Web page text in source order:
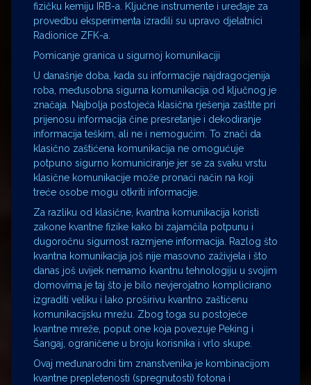
fizičku kemiju IRB-a. Ključne instrumente i uređaje za
provedbu eksperimenta izradili su upravo djelatnici
Radionice ZFK-a.
Pomicanje granica u sigurnoj komunikaciji
U današnje doba, kada su informacije najdragocjenija
roba, međusobna sigurna komunikacija od ključnog je
značaja. Najbolja postojeća klasična rješenja zaštite pri
prijenosu informacija čine presretanje i dekodiranje
informacija teškim, ali ne i nemogućim. To znači da
klasično zaštićena komunikacija ne omogućuje
potpuno sigurno komuniciranje jer se za svaku vrstu
klasične komunikacije može pronaći način na koji
treće osobe mogu otkriti informacije.
Za razliku od klasične, kvantna komunikacija koristi
zakone kvantne fizike kako bi zajamčila potpunu i
dugoročnu sigurnost razmjene informacija. Razlog što
kvantna komunikacija još nije masovno zaživjela i što
danas još uvijek nemamo kvantnu tehnologiju u svojim
domovima je taj što je bilo nevjerojatno komplicirano
izgraditi veliku i lako proširivu kvantno zaštićenu
komunikacijsku mrežu. Zbog toga su postojeće
kvantne mreže, poput one koja povezuje Peking i
Šangaj, ograničene u broju korisnika i vrlo skupe.
Ovaj međunarodni tim znanstvenika je kombinacijom
kvantne prepletenosti (spregnutosti) fotona i